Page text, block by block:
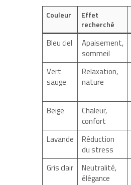
Couleur
Effet
recherché
Bleu ciel
Apaisement,
sommeil
Vert
sauge
Relaxation,
nature
Beige
Chaleur,
confort
Lavande
Réduction
du stress
Gris clair
Neutralité,
élégance